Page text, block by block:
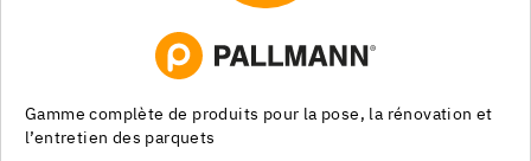
Systèmes de pose pour les chapes, les revêtements de sols
souples et les parquets